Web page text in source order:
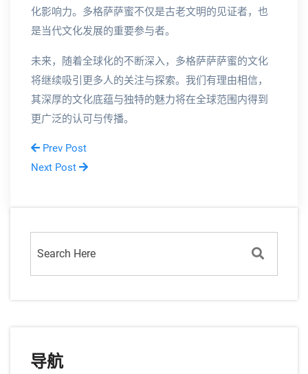
化影响力。多格萨萨蜜不仅是古老文明的见证者，也
是当代文化发展的重要参与者。
未来，随着全球化的不断深入，多格萨萨萨蜜的文化
将继续吸引更多人的关注与探索。我们有理由相信，
其深厚的文化底蕴与独特的魅力将在全球范围内得到
更广泛的认可与传播。
Prev Post
Next Post
导航